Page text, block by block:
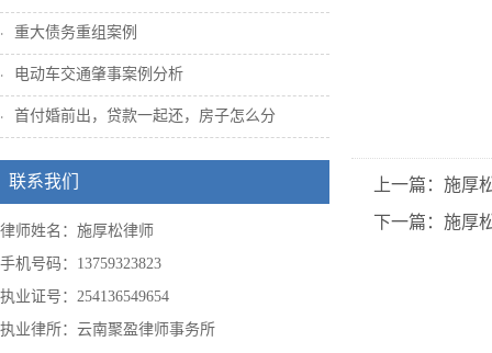
重大债务重组案例
电动车交通肇事案例分析
首付婚前出，贷款一起还，房子怎么分
联系我们
律师姓名：施厚松律师
手机号码：13759323823
执业证号：254136549654
执业律所：云南聚盈律师事务所
上一篇：施厚
下一篇：施厚